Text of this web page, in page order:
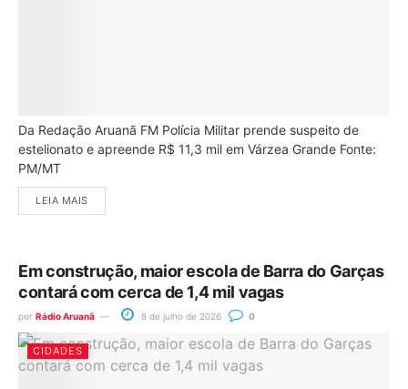
Da Redação Aruanã FM Polícia Militar prende suspeito de
estelionato e apreende R$ 11,3 mil em Várzea Grande Fonte:
PM/MT
LEIA MAIS
Em construção, maior escola de Barra do Garças
contará com cerca de 1,4 mil vagas
por Rádio Aruanã 8 de julho de 2026 0
CIDADES